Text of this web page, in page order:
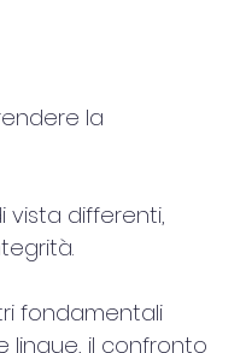
la
vista differenti,
fondamentali
lingue, il confronto